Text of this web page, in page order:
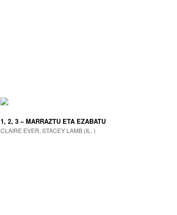
1, 2, 3 – MARRAZTU ETA EZABATU
CLAIRE EVER, STACEY LAMB (IL. )